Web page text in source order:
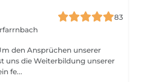
83
den Ansprüchen unserer
uns die Weiterbildung unserer
fe...